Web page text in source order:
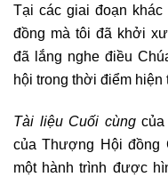
Tại các giai đoạn
đồng mà tôi đã khởi
đã lắng nghe điều
hội trong thời điểm hiện
Tài liệu Cuối cùngcủa
của Thượng Hội đồng
một hành trình được